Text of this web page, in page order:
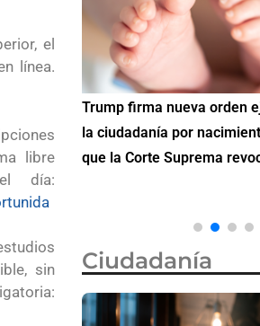
el
línea.
libre
día:
sin
Trump firma nueva orden
la ciudadanía por
que la Corte Suprema
Ciudadanía